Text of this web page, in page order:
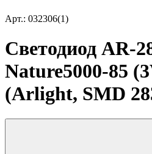
Арт.: 032306(1)
Светодиод AR-
Nature5000-85
(Arlight, SMD